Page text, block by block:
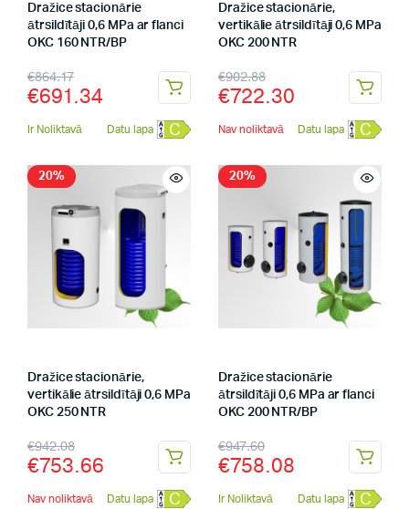
Dražice stacionārie
ātrsildītāji 0,6 MPa ar flanci
OKC 160 NTR/BP
€864.17
€691.34
Ir Noliktavā Datu lapa C
Dražice stacionārie,
vertikālie ātrsildītāji 0,6 MPa
OKC 200 NTR
€902.88
€722.30
Nav noliktavā Datu lapa C
20%
Dražice stacionārie,
vertikālie ātrsildītāji 0,6 MPa
OKC 250 NTR
€942.08
€753.66
Nav noliktavā Datu lapa C
20%
Dražice stacionārie
ātrsildītāji 0,6 MPa ar flanci
OKC 200 NTR/BP
€947.60
€758.08
Ir Noliktavā Datu lapa C